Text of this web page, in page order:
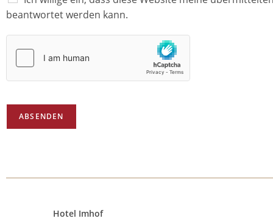
beantwortet werden kann.
ABSENDEN
Hotel Imhof